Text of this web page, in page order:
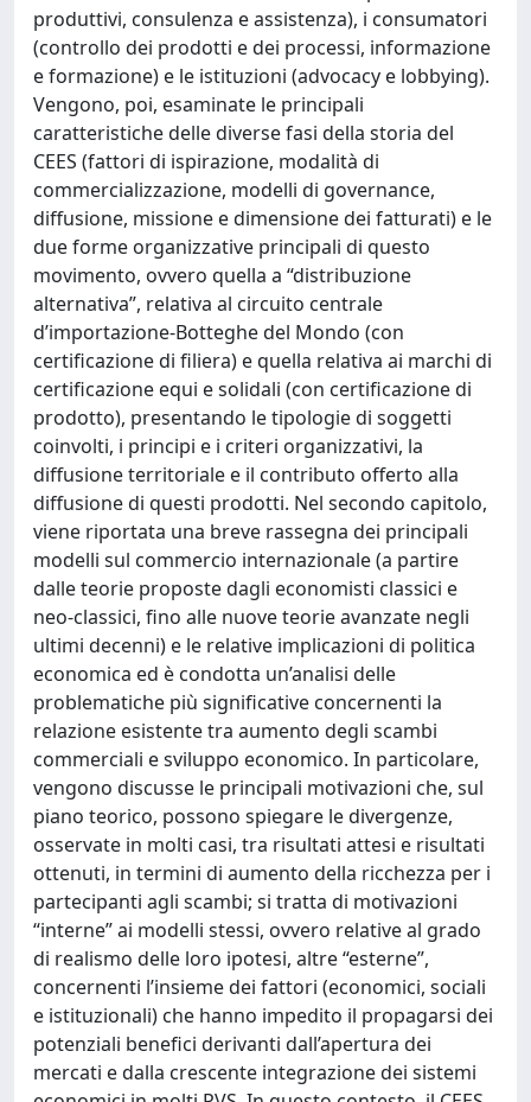
produttivi, consulenza e assistenza), i consumatori
(controllo dei prodotti e dei processi, informazione
e formazione) e le istituzioni (advocacy e lobbying).
Vengono, poi, esaminate le principali
caratteristiche delle diverse fasi della storia del
CEES (fattori di ispirazione, modalità di
commercializzazione, modelli di governance,
diffusione, missione e dimensione dei fatturati) e le
due forme organizzative principali di questo
movimento, ovvero quella a “distribuzione
alternativa”, relativa al circuito centrale
d’importazione-Botteghe del Mondo (con
certificazione di filiera) e quella relativa ai marchi di
certificazione equi e solidali (con certificazione di
prodotto), presentando le tipologie di soggetti
coinvolti, i principi e i criteri organizzativi, la
diffusione territoriale e il contributo offerto alla
diffusione di questi prodotti. Nel secondo capitolo,
viene riportata una breve rassegna dei principali
modelli sul commercio internazionale (a partire
dalle teorie proposte dagli economisti classici e
neo-classici, fino alle nuove teorie avanzate negli
ultimi decenni) e le relative implicazioni di politica
economica ed è condotta un’analisi delle
problematiche più significative concernenti la
relazione esistente tra aumento degli scambi
commerciali e sviluppo economico. In particolare,
vengono discusse le principali motivazioni che, sul
piano teorico, possono spiegare le divergenze,
osservate in molti casi, tra risultati attesi e risultati
ottenuti, in termini di aumento della ricchezza per i
partecipanti agli scambi; si tratta di motivazioni
“interne” ai modelli stessi, ovvero relative al grado
di realismo delle loro ipotesi, altre “esterne”,
concernenti l’insieme dei fattori (economici, sociali
e istituzionali) che hanno impedito il propagarsi dei
potenziali benefici derivanti dall’apertura dei
mercati e dalla crescente integrazione dei sistemi